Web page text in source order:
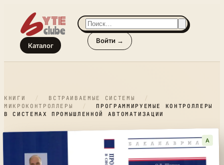
Каталог
Войти →
КНИГИ / ВСТРАИВАЕМЫЕ СИСТЕМЫ
/
МИКРОКОНТРОЛЛЕРЫ
/
ПРОГРАММИРУЕМЫЕ КОНТРОЛЛЕРЫ
В СИСТЕМАХ ПРОМЫШЛЕННОЙ АВТОМАТИЗАЦИИ
A